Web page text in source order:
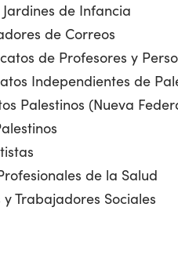
de Infancia
de Correos
de Profesores y
Independientes de
Palestinos (Nueva
de la Salud
Trabajadores Sociales